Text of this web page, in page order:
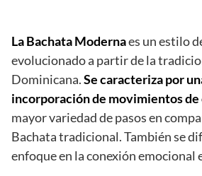
La Bachata Modernaes un estilo
evolucionado a partir de la
Dominicana.Se caracteriza por
incorporación de movimientos de
mayor variedad de pasos en
Bachata tradicional. También se
enfoque en la conexión emocional